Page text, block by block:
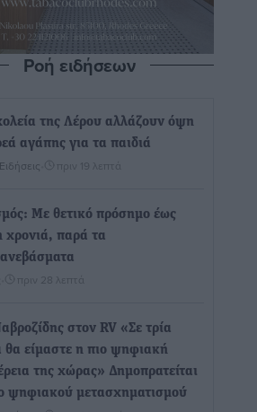
Ροή ειδήσεων
της Λέρου αλλάζουν όψη
αγάπης για τα παιδιά
πριν 19 λεπτά
Με θετικό πρόσημο έως
χρονιά, παρά τα
πριν 28 λεπτά
στον RV «Σε τρία
θα είμαστε η πιο ψηφιακή
της χώρας» Δημοπρατείται
ψηφιακού μετασχηματισμού